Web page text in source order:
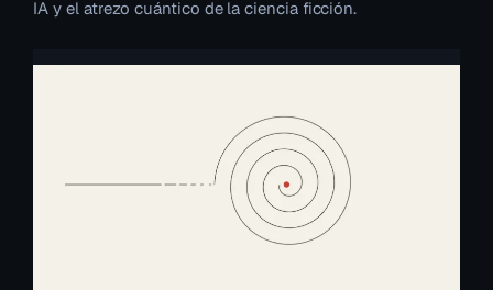
IA y el atrezo cuántico de la ciencia ficción.